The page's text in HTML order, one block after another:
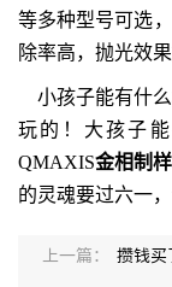
等多种型号可选
除率高，抛光效
小孩子能有什
玩的！大孩子
QMAXIS金相制
的灵魂要过六一
上一篇： 攒钱买